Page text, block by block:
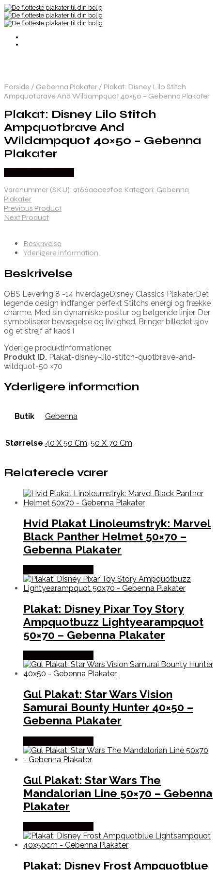
Forside / Gebenna Plakater / Plakat: Disney Lilo Stitch
Ampquotbrave And Wildampquot 40×50 – Gebenna Plakater
Plakat: Disney Lilo Stitch
Ampquotbrave And
Wildampquot 40×50 – Gebenna
Plakater
Varenummer (SKU): 9166a0ce2f0e Kategori: Gebenna
Plakater
Previous Product
Next Product
Beskrivelse
Yderligere information
Beskrivelse
OBS Levering 8 -14 hverdageDisney Classics PlakaterDet
legende design indfanger perfekt Stitchs energi og frække
charme. Med sin dynamiske positur og bølgende linjer. Der
symboliserer bevægelse og livlighed. Bringer billedet sjov
og et strejf af kaos i
Yderlige produktinformationer.
Produkt ID. Plakat-disney-lilo-stitch-quotbrave-and-
wildquot-50 ×70
Yderligere information
Butik Gebenna
Størrelse 40 X 50 Cm, 50 X 70 Cm
Relaterede varer
Hvid Plakat Linoleumstryk: Marvel
Black Panther Helmet 50×70 –
Gebenna Plakater
Plakat: Disney Pixar Toy Story
Ampquotbuzz Lightyearampquot
50×70 – Gebenna Plakater
Gul Plakat: Star Wars Vision
Samurai Bounty Hunter 40×50 –
Gebenna Plakater
Gul Plakat: Star Wars The
Mandalorian Line 50×70 – Gebenna
Plakater
Plakat: Disney Frost Ampquotblue